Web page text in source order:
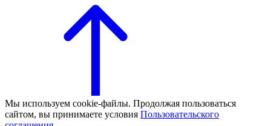
Мы используем cookie-файлы. Продолжая пользоваться
сайтом, вы принимаете условия Пользовательского